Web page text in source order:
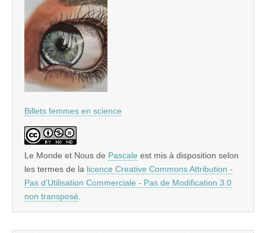
Billets femmes en science
Le Monde et Nous de Pascale est mis à disposition selon
les termes de la licence Creative Commons Attribution -
Pas d’Utilisation Commerciale - Pas de Modification 3.0
non transposé